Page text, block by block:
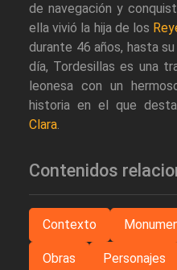
de navegación y
ella vivió la hija de los
durante 46 años, hasta
día, Tordesillas es una
leonesa con un
historia en el que
Clara.
Contenidos
Contexto
Obras Personajes